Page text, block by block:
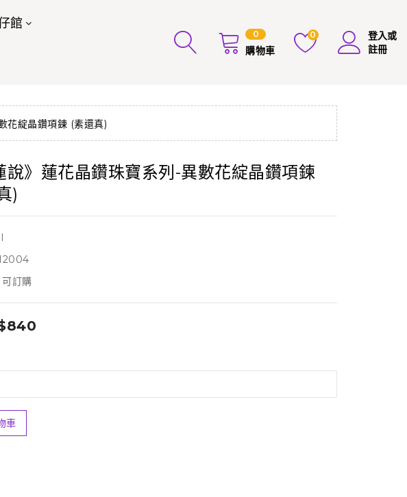
館
0
購物車
0
登入或
註冊
花綻晶鑽項鍊 (素還真)
說》蓮花晶鑽珠寶系列-異數花綻晶鑽項鍊
)
可訂購
車